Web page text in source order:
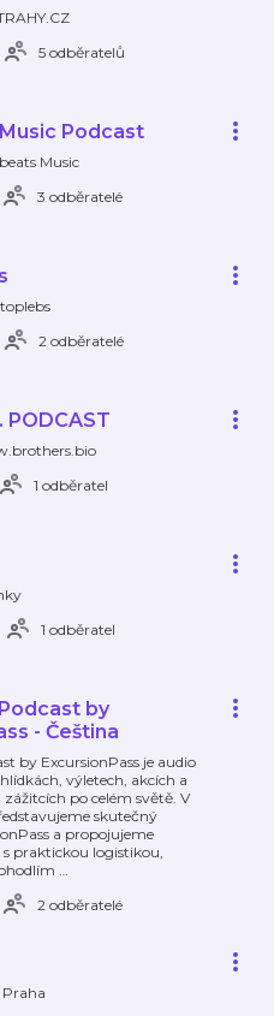
5 odběratelů
Podcast
Music
3 odběratelé
2 odběratelé
PODCAST
1 odběratel
1 odběratel
by
- Čeština
by ExcursionPass je audio
výletech, akcích a
po celém světě. V
skutečný
a propojujeme
s praktickou logistikou,
…
2 odběratelé
Praha